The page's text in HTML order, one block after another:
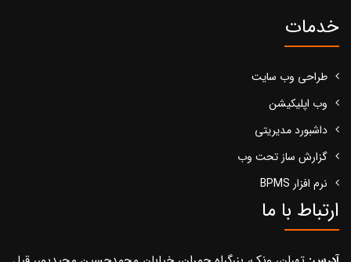
خدمات
طراحی وب سایت
وب اپلیکیشن
داشبورد مدیریتی
گزارش ساز تحت وب
نرم افزار BPMS
ارتباط با ما